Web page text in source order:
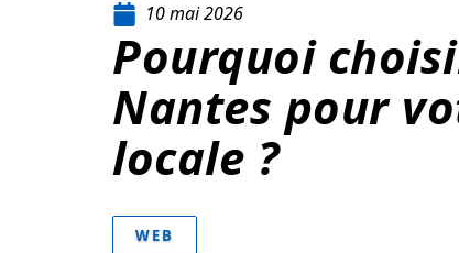
10 mai 2026
Pourquoi
Nantes pour
locale ?
WEB